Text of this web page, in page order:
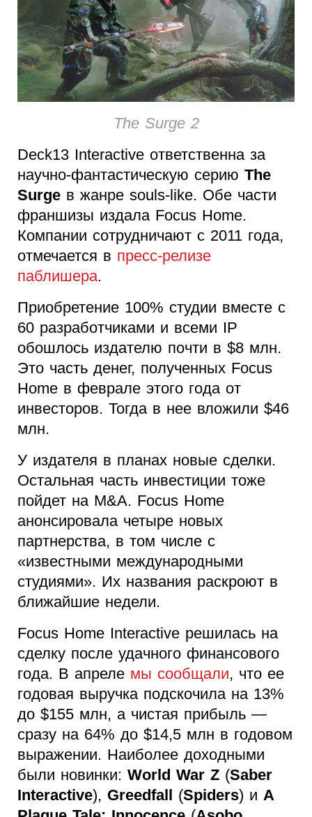
The Surge 2
Deck13 Interactive ответственна за
научно-фантастическую серию The
Surge в жанре souls-like. Обе части
франшизы издала Focus Home.
Компании сотрудничают с 2011 года,
отмечается в пресс-релизе
паблишера.
Приобретение 100% студии вместе с
60 разработчиками и всеми IP
обошлось издателю почти в $8 млн.
Это часть денег, полученных Focus
Home в феврале этого года от
инвесторов. Тогда в нее вложили $46
млн.
У издателя в планах новые сделки.
Остальная часть инвестиции тоже
пойдет на M&A. Focus Home
анонсировала четыре новых
партнерства, в том числе с
«известными международными
студиями». Их названия раскроют в
ближайшие недели.
Focus Home Interactive решилась на
сделку после удачного финансового
года. В апреле мы сообщали, что ее
годовая выручка подскочила на 13%
до $155 млн, а чистая прибыль —
сразу на 64% до $14,5 млн в годовом
выражении. Наиболее доходными
были новинки: World War Z (Saber
Interactive), Greedfall (Spiders) и A